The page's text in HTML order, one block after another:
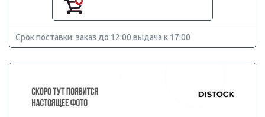
Срок поставки: заказ до 12:00 выдача к 17:00